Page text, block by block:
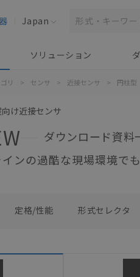
Japan
ソリューション
リ > センサ > 近接センサ > 円柱型
け近接センサ
ダウンロード資料
ンの過酷な現場環境で
定格/性能 形式セレクタ